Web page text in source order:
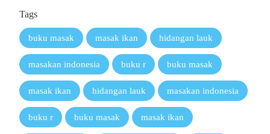
buku ini disusun agar bisa diaplikasikan oleh mereka yang
sedang menjalankan diet rendah karbo, sebagai pilihan menu
sehari-hari yang seringkali membosankan karena kurangnya
variasi.
Tags
buku masak masak ikan hidangan lauk
masakan indonesia buku r buku masak
masak ikan hidangan lauk masakan indonesia
buku r buku masak masak ikan